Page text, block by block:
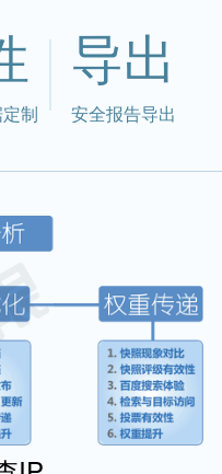
制
导出
安全报告导出